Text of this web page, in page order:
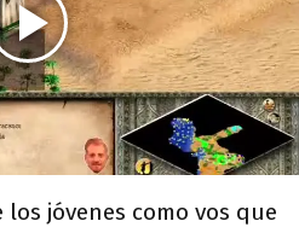
los jóvenes como vos que